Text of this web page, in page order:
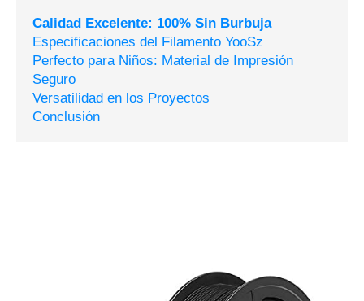
Calidad Excelente: 100% Sin Burbuja
Especificaciones del Filamento YooSz
Perfecto para Niños: Material de Impresión
Seguro
Versatilidad en los Proyectos
Conclusión